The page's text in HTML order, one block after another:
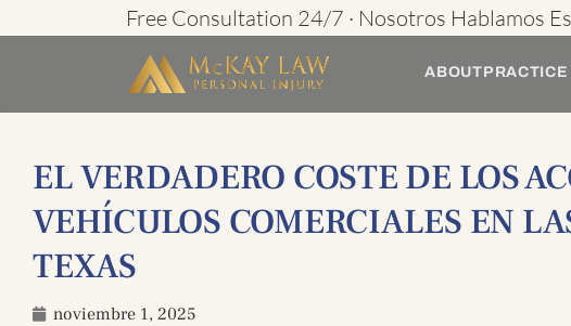
Free Consultation 24/7 · Nosotros Hablamos
ABOUT
EL VERDADERO COSTE DE LOS
VEHÍCULOS COMERCIALES EN
TEXAS
noviembre 1, 2025